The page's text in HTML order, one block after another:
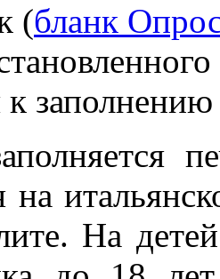
(бланк
на
На